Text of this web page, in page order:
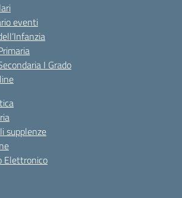
eventi
I Grado
supplenze
Elettronico